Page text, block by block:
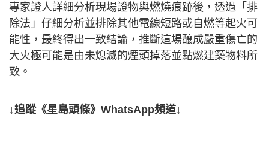
專家證人詳細分析現場證物與燃燒痕跡後，透過「排
除法」仔細分析並排除其他電線短路或自燃等起火可
能性，最終得出一致結論，推斷這場釀成嚴重傷亡的
大火極可能是由未熄滅的煙頭掉落並點燃建築物料所
致。
↓追蹤《星島頭條》WhatsApp頻道↓